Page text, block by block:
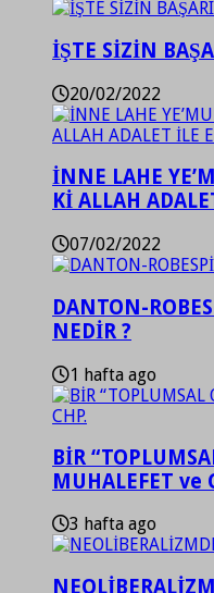
İŞTE SİZİN
20/02/2022
İNNE LAHE
Kİ ALLAH
07/02/2022
DANTON-
NEDİR ?
1 hafta ago
BİR
MUHALEFET ve
3 hafta ago